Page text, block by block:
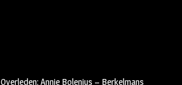
Overleden: Annie Bolenius – Berkelmans